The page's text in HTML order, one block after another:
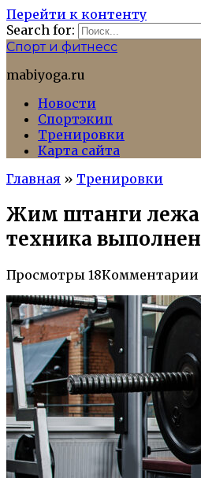
Перейти к контенту
Search for:
Спорт и фитнесс
mabiyoga.ru
Новости
Спортэкип
Тренировки
Карта сайта
Главная » Тренировки
Жим штанги лежа
техника
Просмотры 18Комментарии